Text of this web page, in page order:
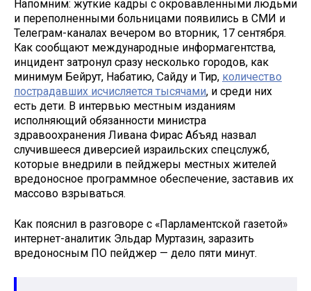
Напомним: жуткие кадры с окровавленными людьми
и переполненными больницами появились в СМИ и
Телеграм-каналах вечером во вторник, 17 сентября.
Как сообщают международные информагентства,
инцидент затронул сразу несколько городов, как
минимум Бейрут, Набатию, Сайду и Тир, количество
пострадавших исчисляется тысячами, и среди них
есть дети. В интервью местным изданиям
исполняющий обязанности министра
здравоохранения Ливана Фирас Абъяд назвал
случившееся диверсией израильских спецслужб,
которые внедрили в пейджеры местных жителей
вредоносное программное обеспечение, заставив их
массово взрываться.
Как пояснил в разговоре с «Парламентской газетой»
интернет-аналитик Эльдар Муртазин, заразить
вредоносным ПО пейджер — дело пяти минут.